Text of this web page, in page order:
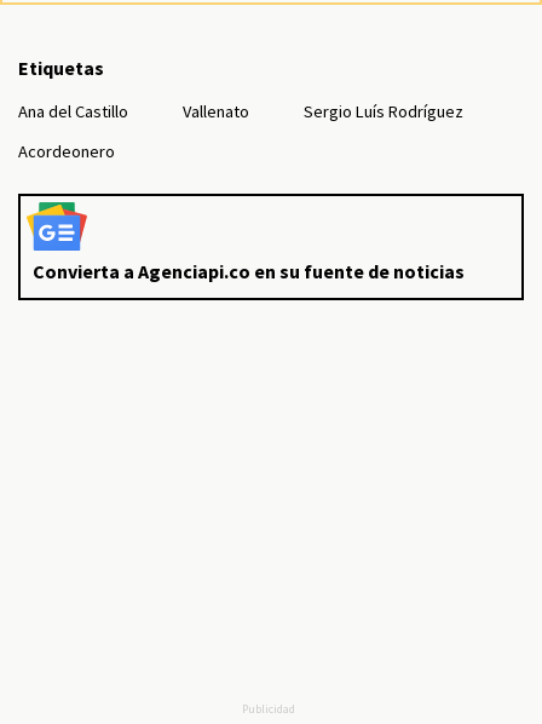
Etiquetas
Ana del Castillo Vallenato
Sergio Luís Rodríguez
Acordeonero
Convierta a Agenciapi.co en su fuente de noticias
Publicidad